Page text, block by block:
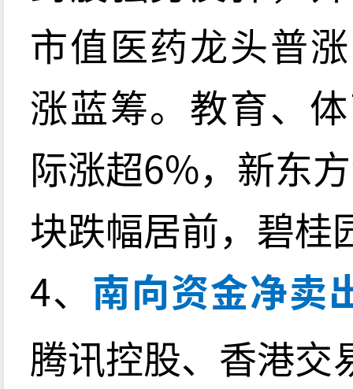
市值医药龙头普
涨蓝筹。教育、
际涨超6%，新东
块跌幅居前，碧桂
4、 南向资金净卖
腾讯控股、香港交